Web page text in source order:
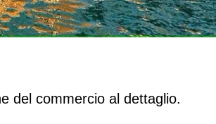
del commercio al dettaglio.